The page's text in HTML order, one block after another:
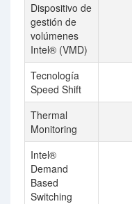
Dispositivo de
gestión de
volúmenes
Intel® (VMD)
Tecnología
Speed Shift
Thermal
Monitoring
Intel®
Demand
Based
Switching